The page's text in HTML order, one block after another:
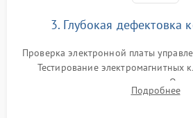
3. Глубокая дефектовка
Проверка электронной платы
Тестирование электромагнитных
температуры и расходомера.
жерновов кофемолки,
Подробнее